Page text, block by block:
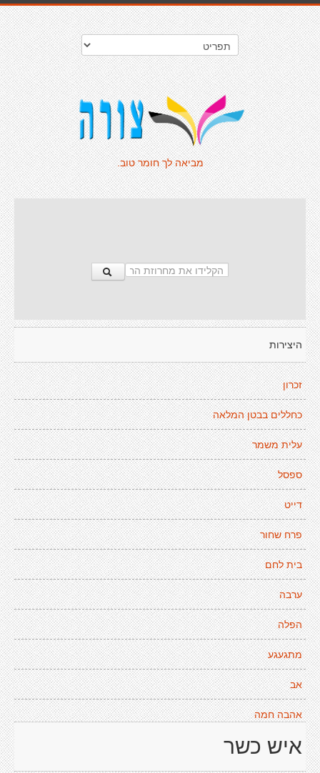
מביאה לך חומר טוב.
היצירות
זכרון
כחללים בבטן המלאה
עלית משמר
ספסל
דייט
פרח שחור
בית לחם
ערבה
הפלה
מתגעגע
אב
אהבה חמה
איש כשר